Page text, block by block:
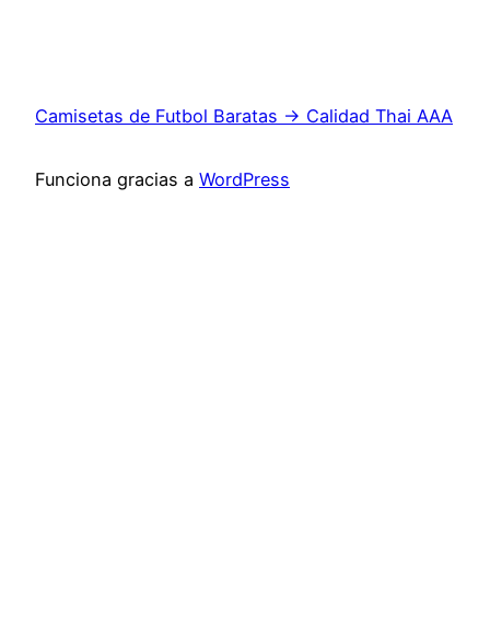
Camisetas de Futbol Baratas → Calidad Thai AAA
Funciona gracias a WordPress